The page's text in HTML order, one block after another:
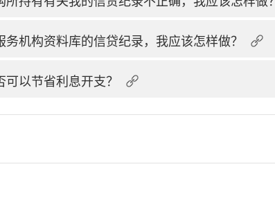
机构资料库的信贷纪录，我应该怎样做？
以节省利息开支？